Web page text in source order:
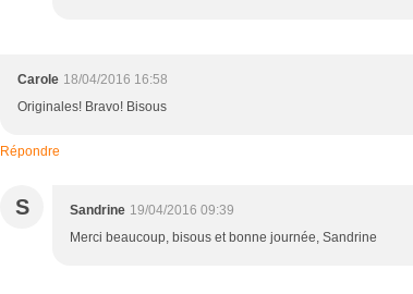
Carole 18/04/2016 16:58
Originales! Bravo! Bisous
Répondre
S Sandrine 19/04/2016 09:39
Merci beaucoup, bisous et bonne journée, Sandrine